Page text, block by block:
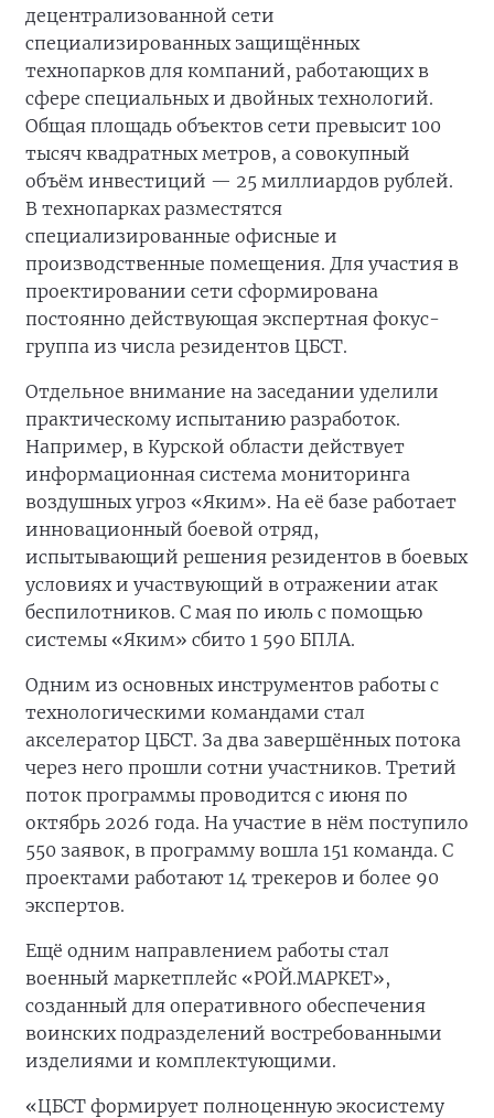
децентрализованной сети
специализированных защищённых
технопарков для компаний, работающих в
сфере специальных и двойных технологий.
Общая площадь объектов сети превысит 100
тысяч квадратных метров, а совокупный
объём инвестиций — 25 миллиардов рублей.
В технопарках разместятся
специализированные офисные и
производственные помещения. Для участия в
проектировании сети сформирована
постоянно действующая экспертная фокус-
группа из числа резидентов ЦБСТ.
Отдельное внимание на заседании уделили
практическому испытанию разработок.
Например, в Курской области действует
информационная система мониторинга
воздушных угроз «Яким». На её базе работает
инновационный боевой отряд,
испытывающий решения резидентов в боевых
условиях и участвующий в отражении атак
беспилотников. С мая по июль с помощью
системы «Яким» сбито 1 590 БПЛА.
Одним из основных инструментов работы с
технологическими командами стал
акселератор ЦБСТ. За два завершённых потока
через него прошли сотни участников. Третий
поток программы проводится с июня по
октябрь 2026 года. На участие в нём поступило
550 заявок, в программу вошла 151 команда. С
проектами работают 14 трекеров и более 90
экспертов.
Ещё одним направлением работы стал
военный маркетплейс «РОЙ.МАРКЕТ»,
созданный для оперативного обеспечения
воинских подразделений востребованными
изделиями и комплектующими.
«ЦБСТ формирует полноценную экосистему